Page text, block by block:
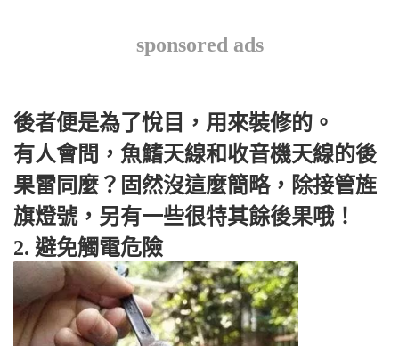
sponsored ads
後者便是為了悅目，用來裝修的。
有人會問，魚鰭天線和收音機天線的後
果雷同麼？固然沒這麼簡略，除接管旌
旗燈號，另有一些很特其餘後果哦！
2. 避免觸電危險